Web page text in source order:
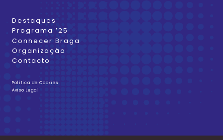
Destaques
Programa ’25
Conhecer Braga
Organização
Contacto
Política de Cookies
Aviso Legal